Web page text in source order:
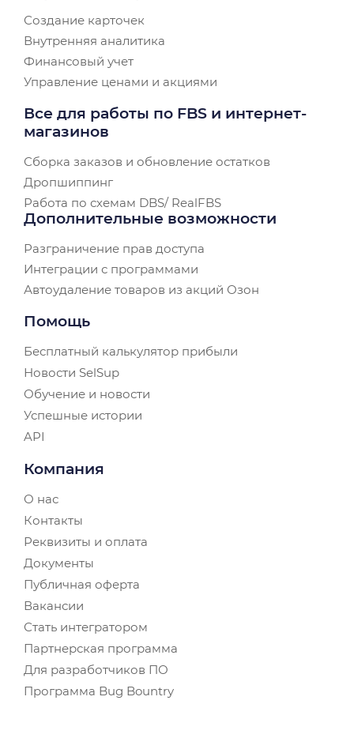
Создание карточек
Внутренняя аналитика
Финансовый учет
Управление ценами и акциями
Все для работы по FBS и интернет-
магазинов
Сборка заказов и обновление остатков
Дропшиппинг
Работа по схемам DBS/ RealFBS
Дополнительные возможности
Разграничение прав доступа
Интеграции с программами
Автоудаление товаров из акций Озон
Помощь
Бесплатный калькулятор прибыли
Новости SelSup
Обучение и новости
Успешные истории
API
Компания
О нас
Контакты
Реквизиты и оплата
Документы
Публичная оферта
Вакансии
Стать интегратором
Партнерская программа
Для разработчиков ПО
Программа Bug Bountry